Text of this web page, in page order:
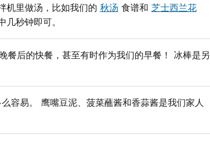
机里做汤，比如我们的 秋汤 食谱和 芝士西兰花
秒钟即可。
餐后的快餐，甚至有时作为我们的早餐！ 冰棒是另
容易。 鹰嘴豆泥、菠菜蘸酱和香蒜酱是我们家人